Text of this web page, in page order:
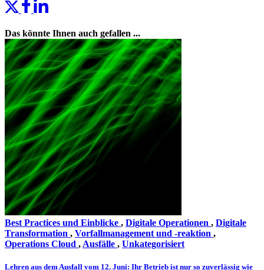
Das könnte Ihnen auch gefallen ...
Best Practices und Einblicke , Digitale Operationen , Digitale
Transformation , Vorfallmanagement und -reaktion ,
Operations Cloud , Ausfälle , Unkategorisiert
Lehren aus dem Ausfall vom 12. Juni: Ihr Betrieb ist nur so zuverlässig wie